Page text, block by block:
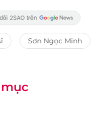
Sơn Ngọc Minh